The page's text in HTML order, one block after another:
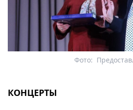
Фото:
КОНЦЕРТЫ